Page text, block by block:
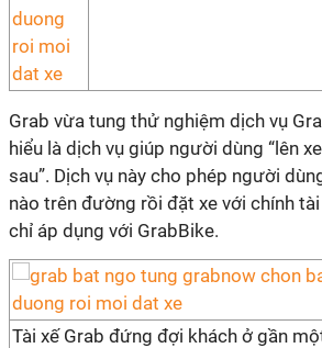
Grab vừa tung thử nghiệm dịch vụ
hiểu là dịch vụ giúp người dùng “lên
sau”. Dịch vụ này cho phép người
nào trên đường rồi đặt xe với chính
chỉ áp dụng với GrabBike.
Tài xế Grab đứng đợi khách ở gần